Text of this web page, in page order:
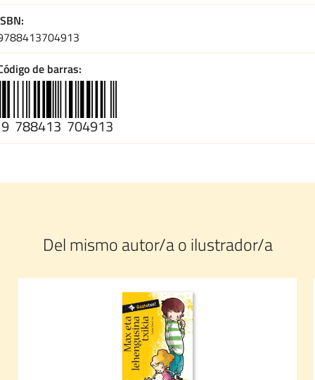
de barras
9 788413 704913
Del mismo autor/a o ilustrador/a